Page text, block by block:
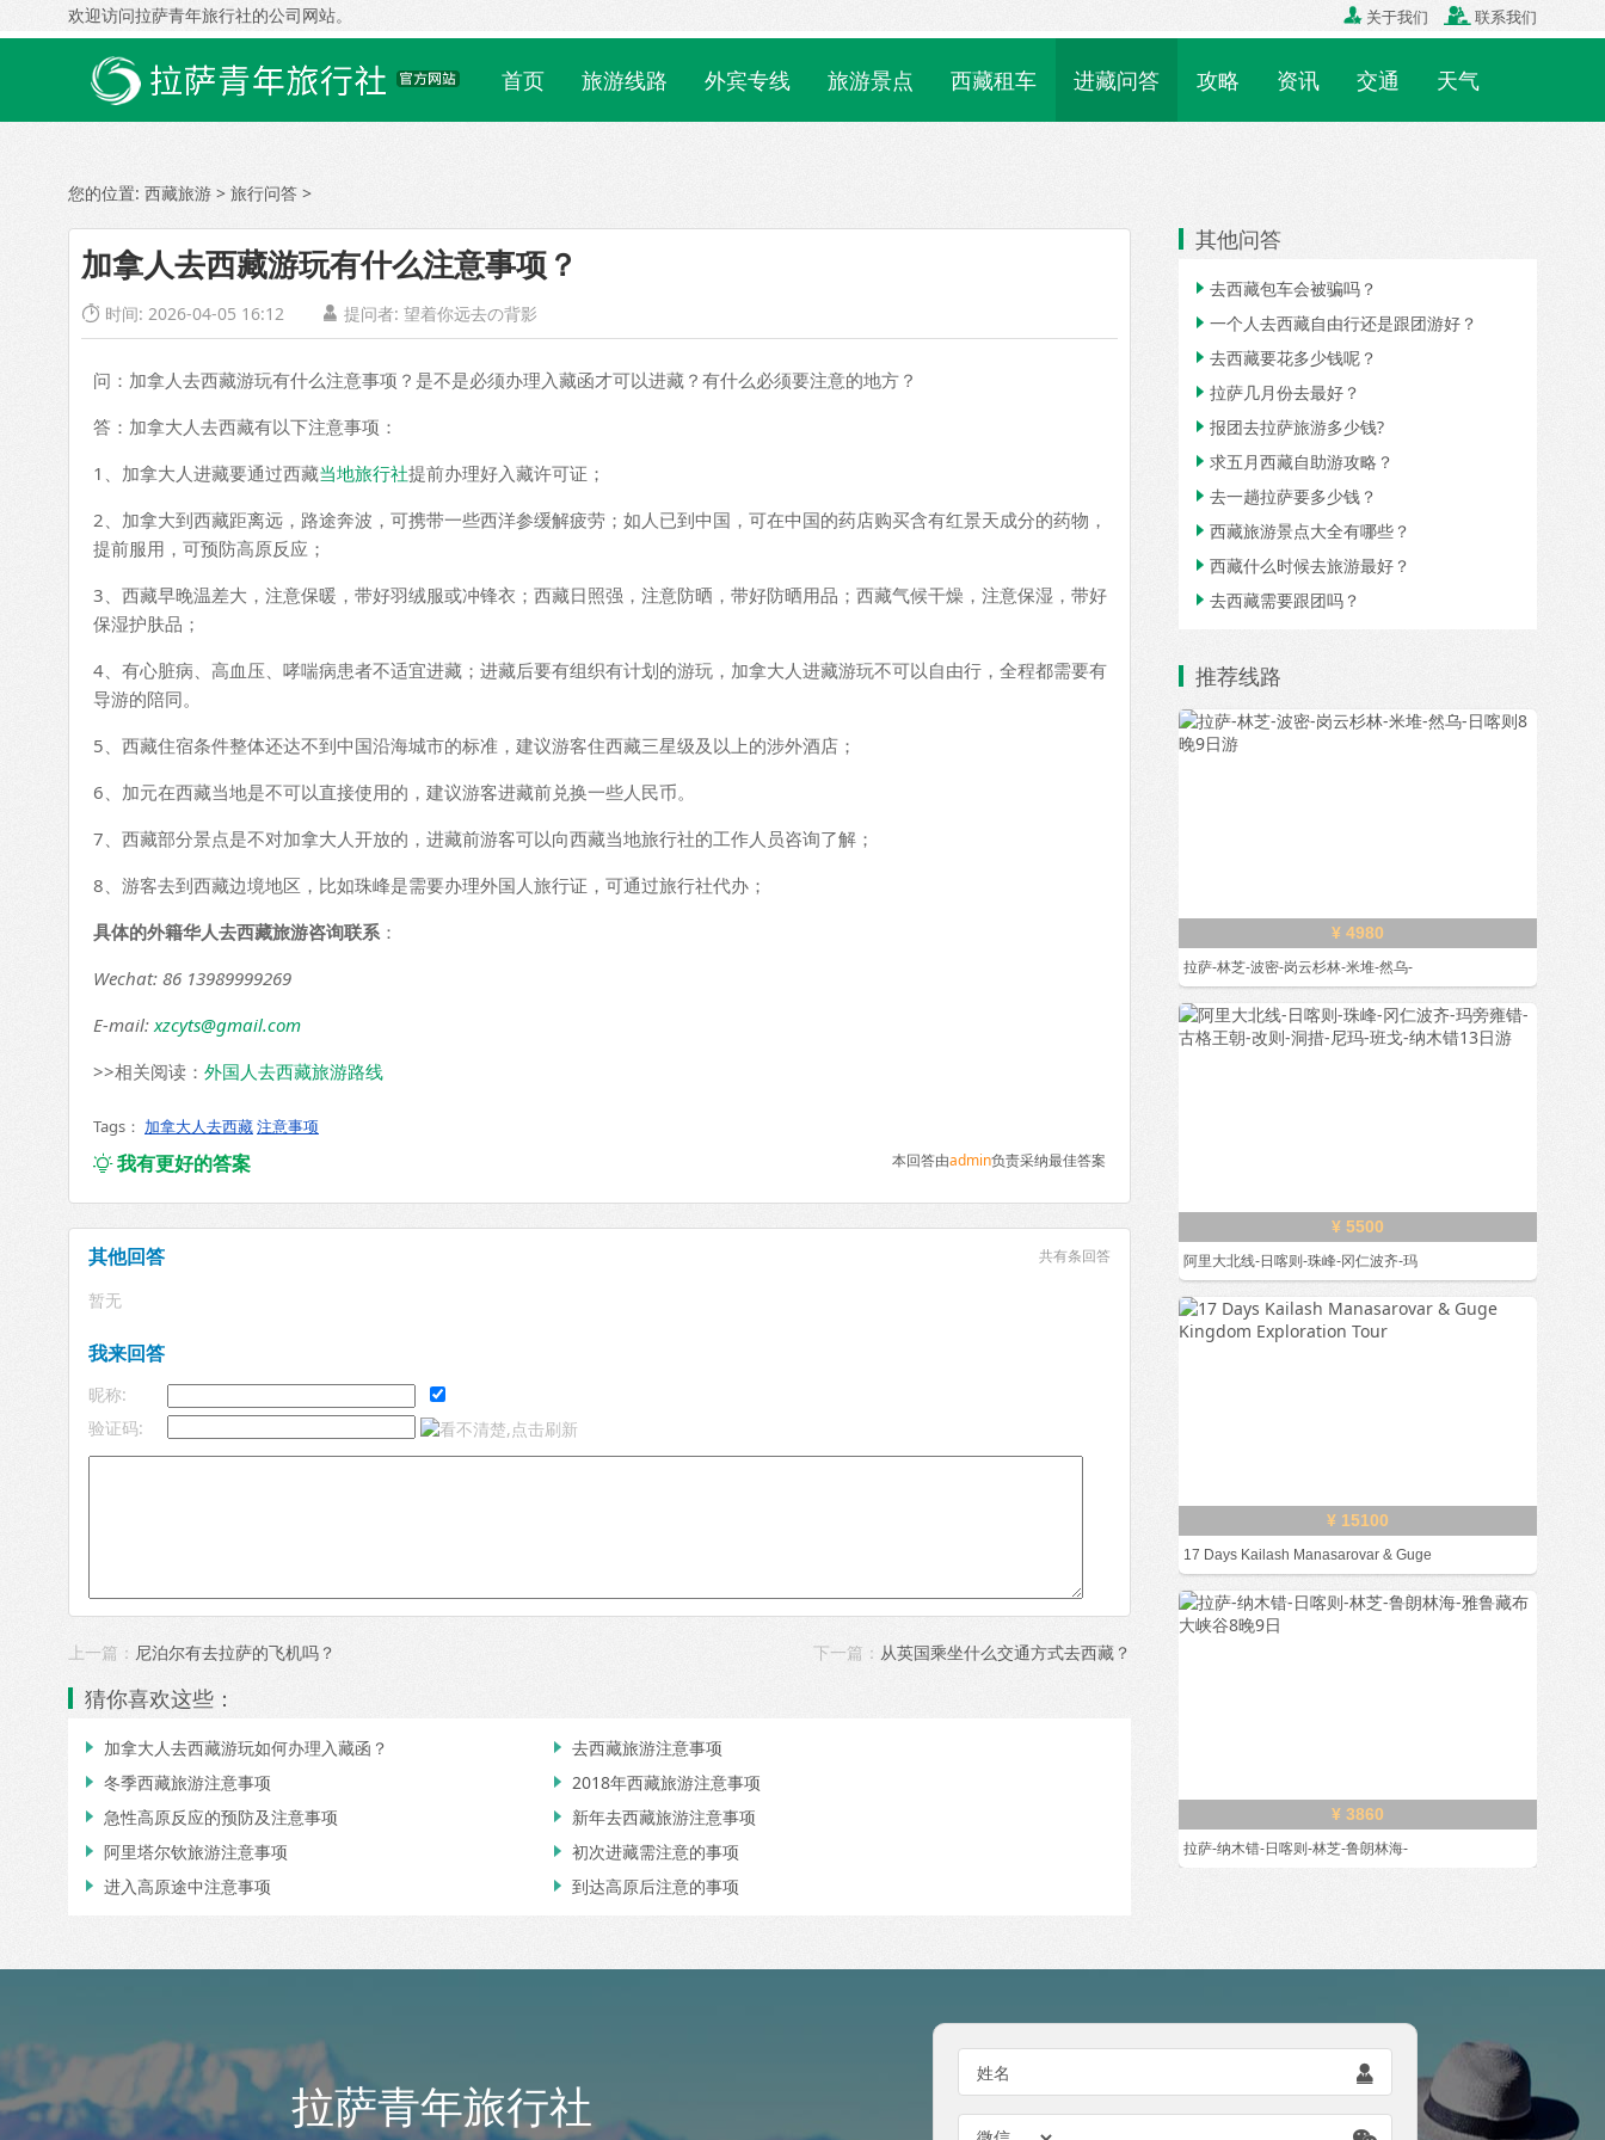
欢迎访问拉萨青年旅行社的公司网站。  关于我们  联系我们
首页 旅游线路 外宾专线 旅游景点 西藏租车 进藏问答 攻略 资讯 交通 天气
您的位置: 西藏旅游 > 旅行问答 >
加拿人去西藏游玩有什么注意事项？
 时间: 2026-04-05 16:12  提问者: 望着你远去の背影
问：加拿人去西藏游玩有什么注意事项？是不是必须办理入藏函才可以进藏？有什么必须要注意的地方？
答：加拿大人去西藏有以下注意事项：
1、加拿大人进藏要通过西藏当地旅行社提前办理好入藏许可证；
2、加拿大到西藏距离远，路途奔波，可携带一些西洋参缓解疲劳；如人已到中国，可在中国的药店购买含有红景天成分的药物，
提前服用，可预防高原反应；
3、西藏早晚温差大，注意保暖，带好羽绒服或冲锋衣；西藏日照强，注意防晒，带好防晒用品；西藏气候干燥，注意保湿，带好
保湿护肤品；
4、有心脏病、高血压、哮喘病患者不适宜进藏；进藏后要有组织有计划的游玩，加拿大人进藏游玩不可以自由行，全程都需要有
导游的陪同。
5、西藏住宿条件整体还达不到中国沿海城市的标准，建议游客住西藏三星级及以上的涉外酒店；
6、加元在西藏当地是不可以直接使用的，建议游客进藏前兑换一些人民币。
7、西藏部分景点是不对加拿大人开放的，进藏前游客可以向西藏当地旅行社的工作人员咨询了解；
8、游客去到西藏边境地区，比如珠峰是需要办理外国人旅行证，可通过旅行社代办；
具体的外籍华人去西藏旅游咨询联系：
Wechat: 86 13989999269
E-mail:xzcyts@gmail.com
>>相关阅读： 外国人去西藏旅游路线
Tags： 加拿大人去西藏注意事项
我有更好的答案 本回答由admin负责采纳最佳答案
其他回答 共有条回答
暂无
我来回答
昵称:
验证码:
上一篇： 尼泊尔有去拉萨的飞机吗？ 下一篇： 从英国乘坐什么交通方式去西藏？
猜你喜欢这些：
 加拿大人去西藏游玩如何办理入藏函？  去西藏旅游注意事项
 冬季西藏旅游注意事项  2018年西藏旅游注意事项
 急性高原反应的预防及注意事项  新年去西藏旅游注意事项
 阿里塔尔钦旅游注意事项  初次进藏需注意的事项
 进入高原途中注意事项  到达高原后注意的事项
其他问答
 去西藏包车会被骗吗？
 一个人去西藏自由行还是跟团游好？
 去西藏要花多少钱呢？
 拉萨几月份去最好？
 报团去拉萨旅游多少钱?
 求五月西藏自助游攻略？
 去一趟拉萨要多少钱？
 西藏旅游景点大全有哪些？
 西藏什么时候去旅游最好？
 去西藏需要跟团吗？
推荐线路
¥ 4980
拉萨-林芝-波密-岗云杉林-米堆-然乌-
¥ 5500
阿里大北线-日喀则-珠峰-冈仁波齐-玛
¥ 15100
17 Days Kailash Manasarovar & Guge
¥ 3860
拉萨-纳木错-日喀则-林芝-鲁朗林海-
拉萨青年旅行社
姓名 